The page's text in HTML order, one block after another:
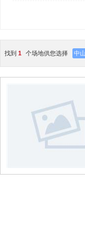
找到 1 个场地供您选择 中山